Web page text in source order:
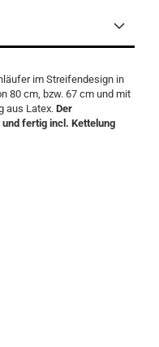
im Streifendesign in
80 cm, bzw. 67 cm und mit
aus Latex. Der
fertig incl. Kettelung